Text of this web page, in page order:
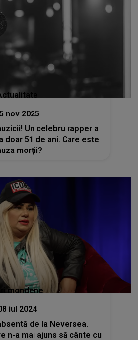
nov 2025
Un celebru rapper a
doar 51 de ani. Care este
morții?
mondene
iul 2024
de la Neversea.
n-a mai ajuns să cânte cu